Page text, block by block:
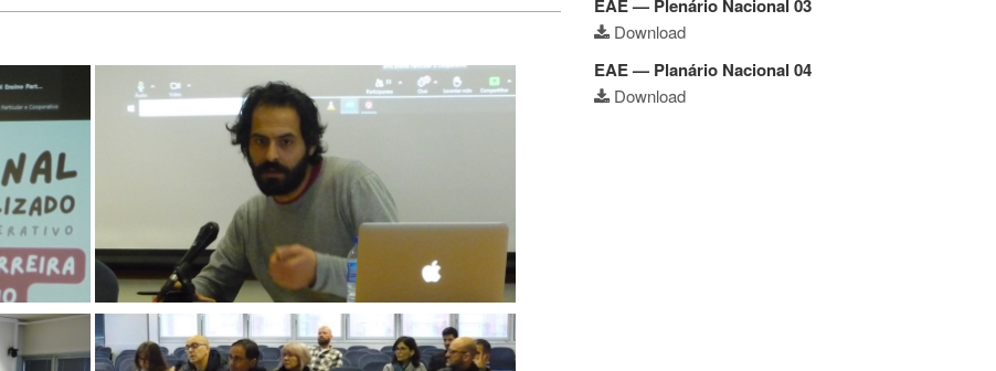
EAE — Plenário Nacional 03
Download
EAE — Planário Nacional 04
Download